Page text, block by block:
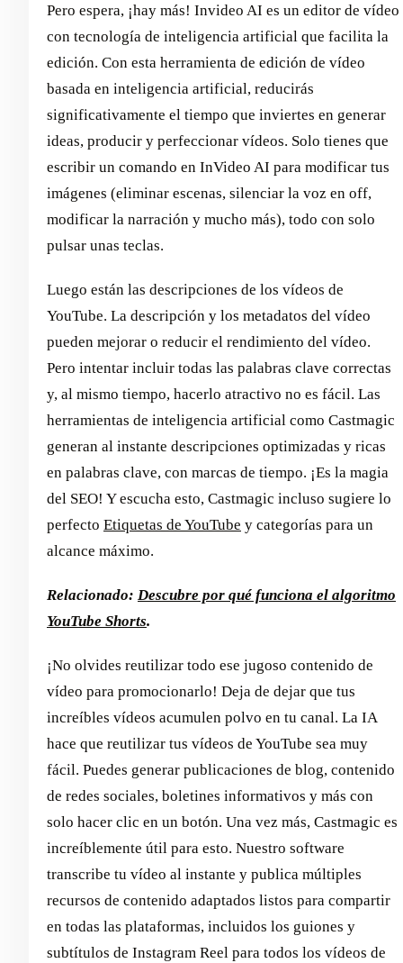
Pero espera, ¡hay más! Invideo AI es un editor de vídeo
con tecnología de inteligencia artificial que facilita la
edición. Con esta herramienta de edición de vídeo
basada en inteligencia artificial, reducirás
significativamente el tiempo que inviertes en generar
ideas, producir y perfeccionar vídeos. Solo tienes que
escribir un comando en InVideo AI para modificar tus
imágenes (eliminar escenas, silenciar la voz en off,
modificar la narración y mucho más), todo con solo
pulsar unas teclas.
Luego están las descripciones de los vídeos de
YouTube. La descripción y los metadatos del vídeo
pueden mejorar o reducir el rendimiento del vídeo.
Pero intentar incluir todas las palabras clave correctas
y, al mismo tiempo, hacerlo atractivo no es fácil. Las
herramientas de inteligencia artificial como Castmagic
generan al instante descripciones optimizadas y ricas
en palabras clave, con marcas de tiempo. ¡Es la magia
del SEO! Y escucha esto, Castmagic incluso sugiere lo
perfecto Etiquetas de YouTube y categorías para un
alcance máximo.
Relacionado: Descubre por qué funciona el algoritmo
YouTube Shorts.
¡No olvides reutilizar todo ese jugoso contenido de
vídeo para promocionarlo! Deja de dejar que tus
increíbles vídeos acumulen polvo en tu canal. La IA
hace que reutilizar tus vídeos de YouTube sea muy
fácil. Puedes generar publicaciones de blog, contenido
de redes sociales, boletines informativos y más con
solo hacer clic en un botón. Una vez más, Castmagic es
increíblemente útil para esto. Nuestro software
transcribe tu vídeo al instante y publica múltiples
recursos de contenido adaptados listos para compartir
en todas las plataformas, incluidos los guiones y
subtítulos de Instagram Reel para todos los vídeos de